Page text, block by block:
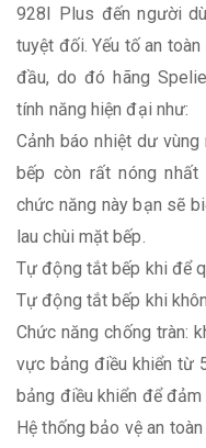
928I Plus đến người
tuyệt đối. Yếu tố an
đầu, do đó hãng
tính năng hiện đại như:
Cảnh báo nhiệt dư
bếp còn rất nóng
chức năng này bạn sẽ
lau chùi mặt bếp.
Tự động tắt bếp khi để
Tự động tắt bếp khi
Chức năng chống tràn:
vực bảng điều khiển từ
bảng điều khiển để đảm
Hệ thống bảo vệ an